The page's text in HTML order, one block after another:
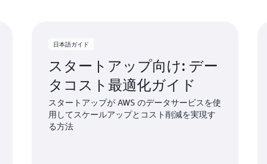
日本語ガイド
スタートアップ向け: デー
タコスト最適化ガイド
スタートアップが AWS のデータサービスを使
用してスケールアップとコスト削減を実現す
る方法